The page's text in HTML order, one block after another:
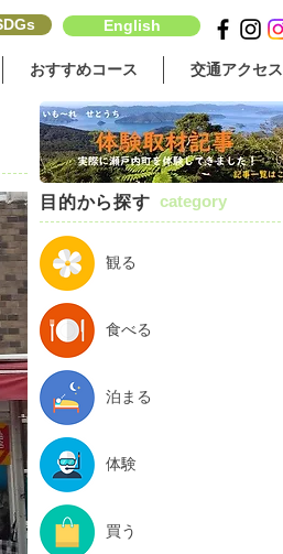
English
おすすめコース 交通アクセス
目的から探す category
観る
食べる
泊まる
体験
買う